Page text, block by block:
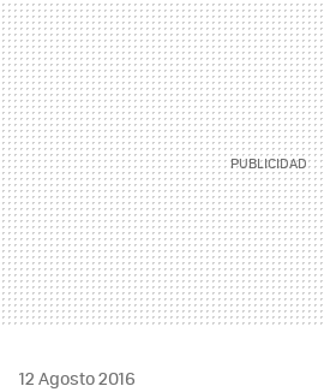
12 Agosto 2016